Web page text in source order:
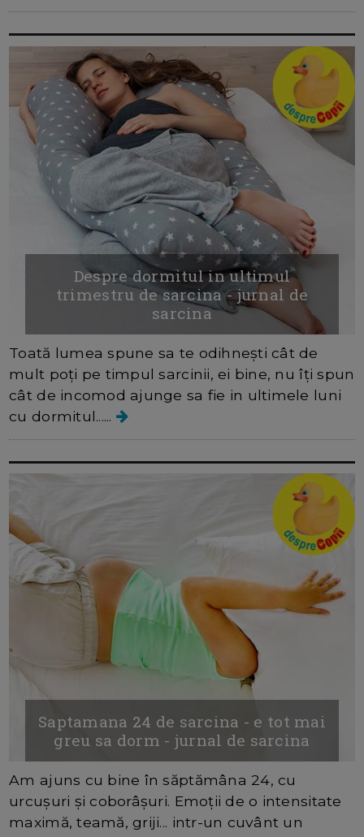
Despre dormitul in ultimul
trimestru de sarcina - jurnal de
sarcina
Toată lumea spune sa te odihnești cât de
mult poți pe timpul sarcinii, ei bine, nu îți spun
cât de incomod ajunge sa fie in ultimele luni
cu dormitul......
Saptamana 24 de sarcina - e tot mai
greu sa dorm - jurnal de sarcina
Am ajuns cu bine în săptămâna 24, cu
urcușuri și coborâșuri. Emoții de o intensitate
maximă, teamă, griji... intr-un cuvânt un